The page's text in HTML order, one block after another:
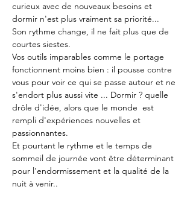
curieux avec de nouveaux besoins et
dormir n'est plus vraiment sa priorité...
Son rythme change, il ne fait plus que de
courtes siestes.
Vos outils imparables comme le portage
fonctionnent moins bien : il pousse contre
vous pour voir ce qui se passe autour et ne
s'endort plus aussi vite ... Dormir ? quelle
drôle d'idée, alors que le monde  est
rempli d'expériences nouvelles et
passionnantes.
Et pourtant le rythme et le temps de
sommeil de journée vont être déterminant
pour l'endormissement et la qualité de la
nuit à venir..